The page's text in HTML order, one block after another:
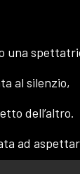
una
al silenzio,
dell’altro.
ad